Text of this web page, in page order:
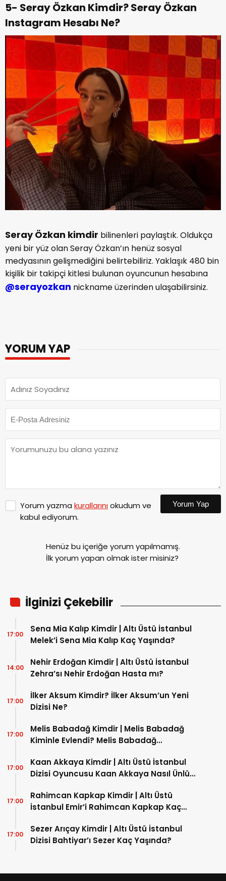
5- Seray Özkan Kimdir? Seray Özkan
Instagram Hesabı Ne?
Seray Özkan kimdir bilinenleri paylaştık. Oldukça
yeni bir yüz olan Seray Özkan’ın henüz sosyal
medyasının gelişmediğini belirtebiliriz. Yaklaşık 480 bin
kişilik bir takipçi kitlesi bulunan oyuncunun hesabına
@serayozkan nickname üzerinden ulaşabilirsiniz.
YORUM YAP
Yorum yazma kurallarınıokudum ve
kabul ediyorum.
Yorum Yap
Henüz bu içeriğe yorum yapılmamış.
İlk yorum yapan olmak ister misiniz?
İlginizi Çekebilir
Sena Mia Kalıp Kimdir | Altı Üstü İstanbul
Melek’i Sena Mia Kalıp Kaç Yaşında?
17:00
Nehir Erdoğan Kimdir | Altı Üstü İstanbul
Zehra’sı Nehir Erdoğan Hasta mı?
14:00
İlker Aksum Kimdir? İlker Aksum’un Yeni
Dizisi Ne?
17:00
Melis Babadağ Kimdir | Melis Babadağ
Kiminle Evlendi? Melis Babadağ
17:00
Kaan Akkaya Kimdir | Altı Üstü İstanbul
Dizisi Oyuncusu Kaan Akkaya Nasıl Ünlü
17:00
Rahimcan Kapkap Kimdir | Altı Üstü
İstanbul Emir’i Rahimcan Kapkap Kaç
17:00
Sezer Arıçay Kimdir | Altı Üstü İstanbul
Dizisi Bahtiyar’ı Sezer Kaç Yaşında?
17:00